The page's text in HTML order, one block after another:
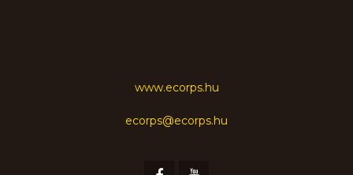
www.ecorps.hu
ecorps@ecorps.hu